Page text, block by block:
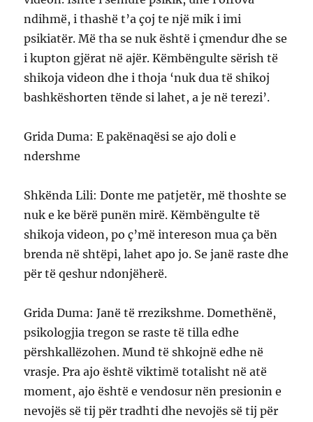
ndihmë, i thashë t’a çoj te një mik i imi
psikiatër. Më tha se nuk është i çmendur dhe se
i kupton gjërat në ajër. Këmbëngulte sërish të
shikoja videon dhe i thoja ‘nuk dua të shikoj
bashkëshorten tënde si lahet, a je në terezi’.
Grida Duma: E pakënaqësi se ajo doli e
ndershme
Shkënda Lili: Donte me patjetër, më thoshte se
nuk e ke bërë punën mirë. Këmbëngulte të
shikoja videon, po ç’më intereson mua ça bën
brenda në shtëpi, lahet apo jo. Se janë raste dhe
për të qeshur ndonjëherë.
Grida Duma: Janë të rrezikshme. Domethënë,
psikologjia tregon se raste të tilla edhe
përshkallëzohen. Mund të shkojnë edhe në
vrasje. Pra ajo është viktimë totalisht në atë
moment, ajo është e vendosur nën presionin e
nevojës së tij për tradhti dhe nevojës së tij për